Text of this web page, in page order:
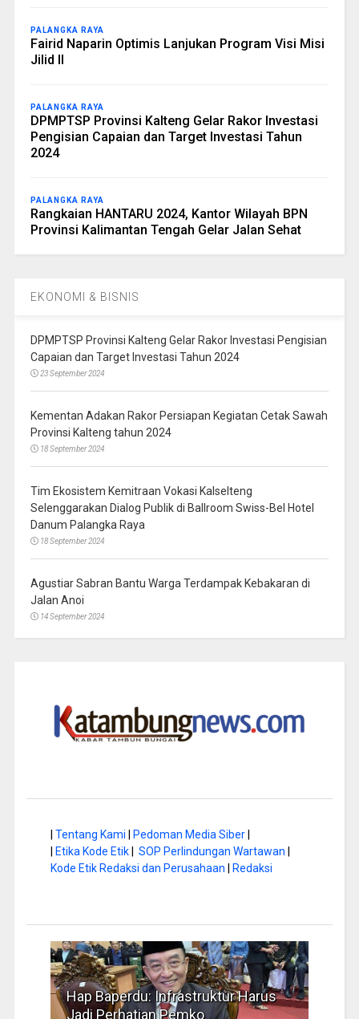
PALANGKA RAYA
Fairid Naparin Optimis Lanjukan Program Visi Misi
Jilid II
PALANGKA RAYA
DPMPTSP Provinsi Kalteng Gelar Rakor Investasi
Pengisian Capaian dan Target Investasi Tahun
2024
PALANGKA RAYA
Rangkaian HANTARU 2024, Kantor Wilayah BPN
Provinsi Kalimantan Tengah Gelar Jalan Sehat
EKONOMI & BISNIS
DPMPTSP Provinsi Kalteng Gelar Rakor Investasi Pengisian
Capaian dan Target Investasi Tahun 2024
23 September 2024
Kementan Adakan Rakor Persiapan Kegiatan Cetak Sawah
Provinsi Kalteng tahun 2024
18 September 2024
Tim Ekosistem Kemitraan Vokasi Kalselteng
Selenggarakan Dialog Publik di Ballroom Swiss-Bel Hotel
Danum Palangka Raya
18 September 2024
Agustiar Sabran Bantu Warga Terdampak Kebakaran di
Jalan Anoi
14 September 2024
Tentang Kami Pedoman Media Siber|
Etika Kode Etik| SOP Perlindungan Wartawan
Kode Etik Redaksi dan Perusahaan
Redaksi
Hap Baperdu: Infrastruktur Harus
Jadi Perhatian Pemko